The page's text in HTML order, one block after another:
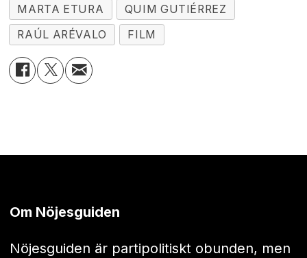
MARTA ETURA
QUIM GUTIÉRREZ
RAÚL ARÉVALO
FILM
Om Nöjesguiden
Nöjesguiden är partipolitiskt obunden, men